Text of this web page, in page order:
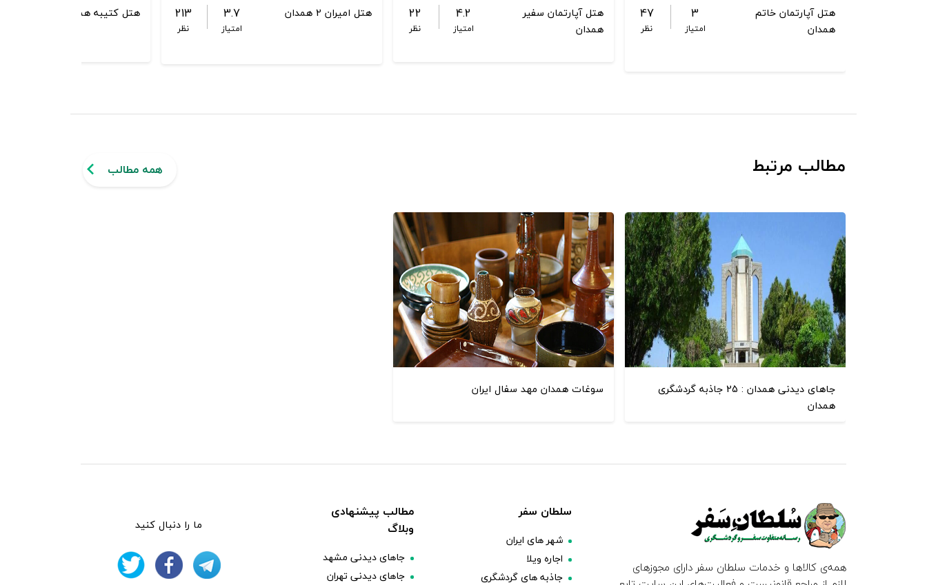
هتل آپارتمان خاتم
همدان
3
امتیاز
47
نظر
هتل آپارتمان سفیر
همدان
4.2
امتیاز
22
نظر
هتل امیران 2 همدان 3.7
امتیاز
213
نظر
هتل کتیبه همدان
مطالب مرتبط همه مطالب
جاهای دیدنی همدان : 25 جاذبه گردشگری
همدان
سوغات همدان مهد سفال ایران
همه‌ی کالاها و خدمات سلطان سفر دارای مجوزهای
سلطان سفر
شهر های ایران
اجاره ویلا
جاذبه های گردشگری
مطالب پیشنهادی
وبلاگ
جاهای دیدنی مشهد
جاهای دیدنی تهران
ما را دنبال کنید